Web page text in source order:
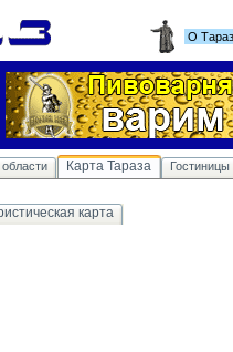
О
Карта Тараза Гостиницы
карта